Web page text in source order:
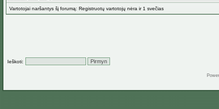
Vartotojai naršantys šį forumą: Registruotų vartotojų nėra ir 1 svečias
Ieškoti: